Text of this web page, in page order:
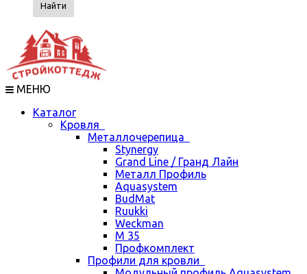
Найти
МЕНЮ
Каталог
Кровля
Металлочерепица
Stynergy
Grand Line / Гранд Лайн
Металл Профиль
Aquasystem
BudMat
Ruukki
Weckman
М 35
Профкомплект
Профили для кровли